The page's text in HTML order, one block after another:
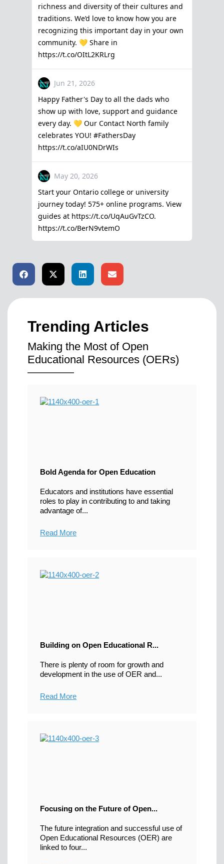
Trending Articles
Making the Most of Open
Educational Resources (OERs)
Bold Agenda for Open Education
Educators and institutions have essential
roles to play in contributing to and taking
advantage of...
Read More
Building on Open Educational R...
There is plenty of room for growth and
development in the use of OER and...
Read More
Focusing on the Future of Open...
The future integration and successful use of
Open Educational Resources (OER) are
linked to four...